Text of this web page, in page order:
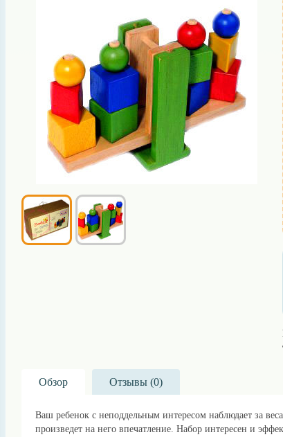
Обзор Отзывы (0)
Ваш ребенок с неподдельным интересом наблюдает за
произведет на него впечатление. Набор интересен и